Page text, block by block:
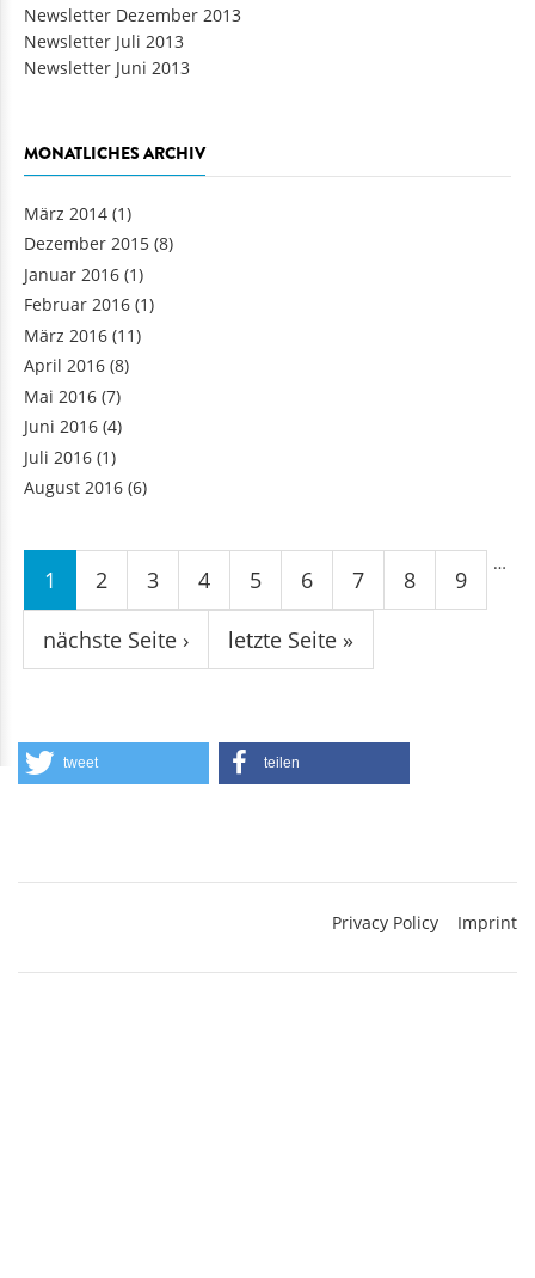
Newsletter Dezember 2013
Newsletter Juli 2013
Newsletter Juni 2013
MONATLICHES ARCHIV
März 2014 (1)
Dezember 2015 (8)
Januar 2016 (1)
Februar 2016 (1)
März 2016 (11)
April 2016 (8)
Mai 2016 (7)
Juni 2016 (4)
Juli 2016 (1)
August 2016 (6)
Seiten
1 2 3 4 5 6 7 8 9
…
nächste Seite › letzte Seite »
tweet teilen
Privacy Policy Imprint